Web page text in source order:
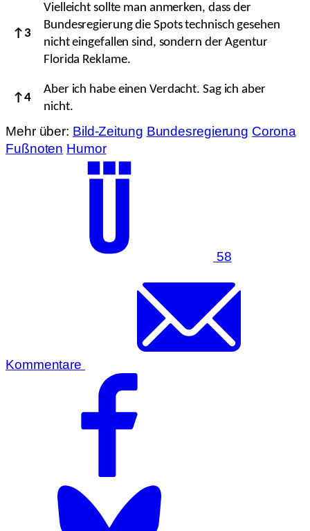
↑ 3
Vielleicht sollte man anmerken, dass der
Bundesregierung die Spots technisch gesehen
nicht eingefallen sind, sondern der Agentur
Florida Reklame.
↑4
Aber ich habe einen Verdacht. Sag ich aber
nicht.
Mehr über: Bild-Zeitung Bundesregierung Corona
Fußnoten Humor
58
Kommentare